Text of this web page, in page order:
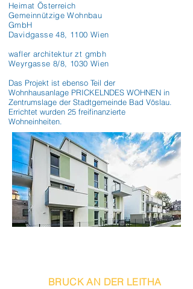
Heimat Österreich
Gemeinnützige Wohnbau
GmbH
Davidgasse 48, 1100 Wien
wafler architektur zt gmbh
Weyrgasse 8/8, 1030 Wien
Das Projekt ist ebenso Teil der
Wohnhausanlage PRICKELNDES WOHNEN in
Zentrumslage der Stadtgemeinde Bad Vöslau.
Errichtet wurden 25 freifinanzierte
Wohneinheiten.
BRUCK AN DER LEITHA